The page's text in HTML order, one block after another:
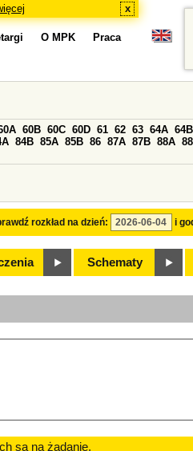
x
O MPK Praca
rozkład na dzień: i
60B 60C 60D 61 62 63 64A 64B
84B 85A 85B 86 87A 87B 88A
Schematy
są na żądanie.